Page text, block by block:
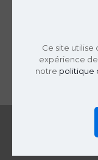
Institut de
© 2019
Ce site utilise
expérience
notre politique